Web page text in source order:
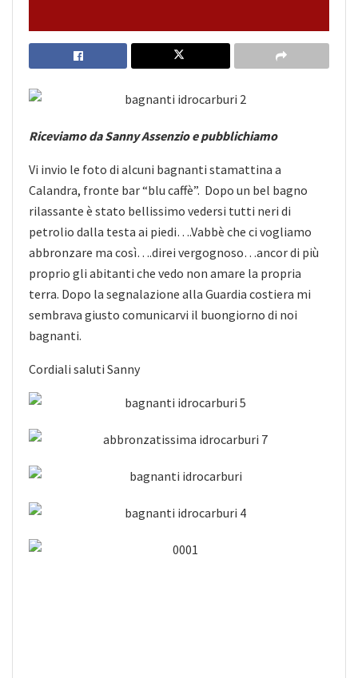
Riceviamo da Sanny Assenzio e pubblichiamo
Vi invio le foto di alcuni bagnanti stamattina a
Calandra, fronte bar “blu caffè”. Dopo un bel bagno
rilassante è stato bellissimo vedersi tutti neri di
petrolio dalla testa ai piedi….Vabbè che ci vogliamo
abbronzare ma così….direi vergognoso…ancor di più
proprio gli abitanti che vedo non amare la propria
terra. Dopo la segnalazione alla Guardia costiera mi
sembrava giusto comunicarvi il buongiorno di noi
bagnanti.
Cordiali saluti Sanny